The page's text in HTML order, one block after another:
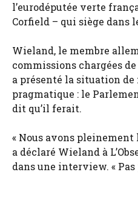
l’eurodéputée verte
Corfield – qui siège dans
Wieland, le membre
commissions chargées
a présenté la situation
pragmatique : le
dit qu’il ferait.
« Nous avons
a déclaré Wieland à
dans une interview. « Pas